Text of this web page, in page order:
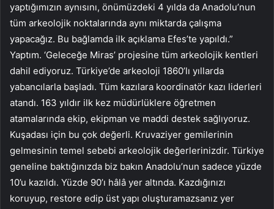
yaptığımızın aynısını, önümüzdeki 4 yılda da Anadolu’nun
tüm arkeolojik noktalarında aynı miktarda çalışma
yapacağız. Bu bağlamda ilk açıklama Efes’te yapıldı.”
Yaptım. ‘Geleceğe Miras’ projesine tüm arkeolojik kentleri
dahil ediyoruz. Türkiye’de arkeoloji 1860’lı yıllarda
yabancılarla başladı. Tüm kazılara koordinatör kazı liderleri
atandı. 163 yıldır ilk kez müdürlüklere öğretmen
atamalarında ekip, ekipman ve maddi destek sağlıyoruz.
Kuşadası için bu çok değerli. Kruvaziyer gemilerinin
gelmesinin temel sebebi arkeolojik değerlerinizdir. Türkiye
geneline baktığınızda biz bakın Anadolu’nun sadece yüzde
10’u kazıldı. Yüzde 90’ı hâlâ yer altında. Kazdığınızı
koruyup, restore edip üst yapı oluşturamazsanız yer